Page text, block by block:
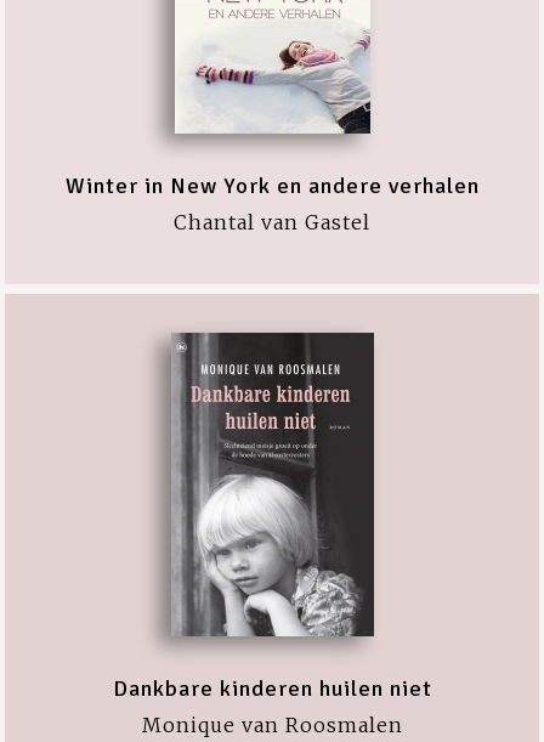
Winter in New York en andere verhalen
Chantal van Gastel
Dankbare kinderen huilen niet
Monique van Roosmalen